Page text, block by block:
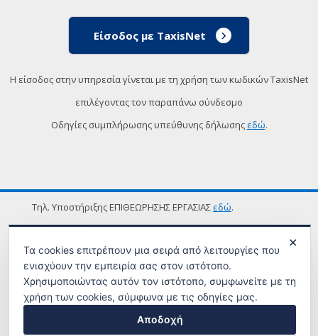
Είσοδος με TaxisNet
Η είσοδος στην υπηρεσία γίνεται με τη χρήση των κωδικών TaxisNet
επιλέγοντας τον παραπάνω σύνδεσμο
Οδηγίες συμπλήρωσης υπεύθυνης δήλωσης εδώ.
Τηλ. Υποστήριξης ΕΠΙΘΕΩΡΗΣΗΣ ΕΡΓΑΣΙΑΣ εδώ.
ΟΡΟΙ ΧΡΗΣΗΣ
✕
Τα cookies επιτρέπουν μια σειρά από λειτουργίες που
ενισχύουν την εμπειρία σας στον ιστότοπο.
Χρησιμοποιώντας αυτόν τον ιστότοπο, συμφωνείτε με τη
χρήση των cookies, σύμφωνα με τις οδηγίες μας.
Αποδοχή